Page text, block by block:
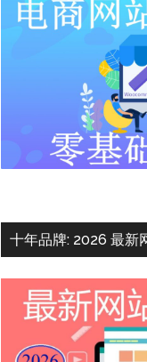
十年品牌: 2026 最新